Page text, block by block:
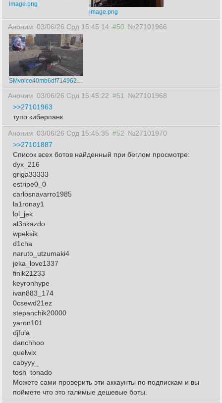
image.png
image.png
Аноним 03/06/26 Срд 15:45:14 #50 №27101966
SMvoice40mb6df71496251b5051e67697e792823878.mp4
Аноним 03/06/26 Срд 15:45:22 #51
№27101968
>>27101963
тупо киберпанк
Аноним 03/06/26 Срд 15:45:35 #52 №27101970
>>27101887
Список всех ботов найденный при беглом просмотре:
dyx_216
griga33333
estripe0_0
carlosnavarro1985
la1ronay1
lol_jek
al3nkazdo
wpeksik
d1cha
naruto_utzumaki4
jeka_love1337
finik21233
keyronhype
ivan883_174
0csewd21ez
stepanchik20000
yaron101
djfula
danchhoo
quelwix
cabyyy_
tosh_tonado
Можете сами проверить эти аккаунты по подпискам и вы
поймете что это галимые дешевые боты.